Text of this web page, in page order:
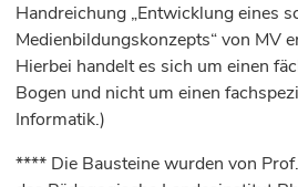
Handreichung „Entwicklung eines
Medienbildungskonzepts“ von MV
Hierbei handelt es sich um einen
Bogen und nicht um einen
Informatik.)
**** Die Bausteine wurden von